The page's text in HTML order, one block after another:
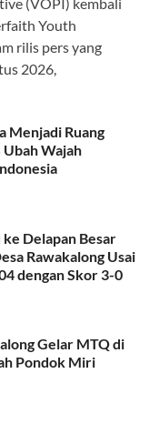
Youth
rilis pers yang
2026,
Menjadi Ruang
Ubah Wajah
Delapan Besar
Rawakalong Usai
dengan Skor 3-0
Gelar MTQ di
Pondok Miri